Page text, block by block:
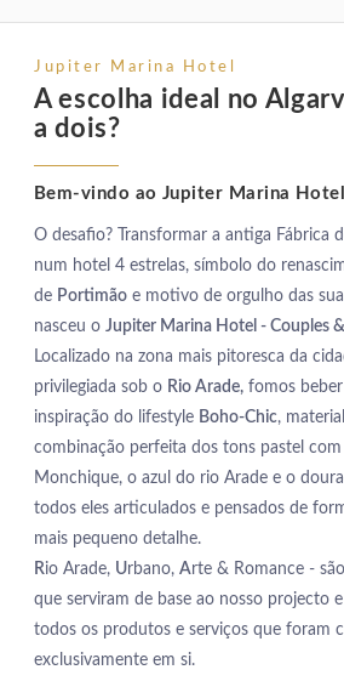
Jupiter Marina Hotel
A escolha ideal no
a dois?
Bem-vindo ao Jupiter Marina
O desafio? Transformar a antiga Fábrica
num hotel 4 estrelas, símbolo do
de Portimão e motivo de orgulho das
nasceu o Jupiter Marina Hotel - Couples
Localizado na zona mais pitoresca da
privilegiada sob o Rio Arade, fomos
inspiração do lifestyle Boho-Chic,
combinação perfeita dos tons pastel
Monchique, o azul do rio Arade e o
todos eles articulados e pensados de
mais pequeno detalhe.
Rio Arade, Urbano, Arte & Romance -
que serviram de base ao nosso projecto
todos os produtos e serviços que foram
exclusivamente em si.